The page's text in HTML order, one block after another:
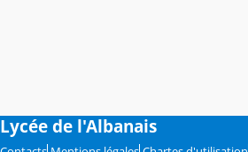
Lycée de l'Albanais